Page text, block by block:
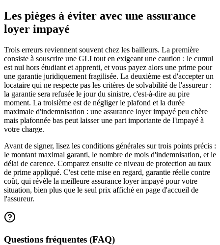
Les pièges à éviter avec une assurance
loyer impayé
Trois erreurs reviennent souvent chez les bailleurs. La première
consiste à souscrire une GLI tout en exigeant une caution : le cumul
est nul hors étudiant et apprenti, et vous payez alors une prime pour
une garantie juridiquement fragilisée. La deuxième est d'accepter un
locataire qui ne respecte pas les critères de solvabilité de l'assureur :
la garantie sera refusée le jour du sinistre, c'est-à-dire au pire
moment. La troisième est de négliger le plafond et la durée
maximale d'indemnisation : une assurance loyer impayé peu chère
mais plafonnée bas peut laisser une part importante de l'impayé à
votre charge.
Avant de signer, lisez les conditions générales sur trois points précis :
le montant maximal garanti, le nombre de mois d'indemnisation, et le
délai de carence. Comparez ensuite ce niveau de protection au taux
de prime appliqué. C'est cette mise en regard, garantie réelle contre
coût, qui révèle la meilleure assurance loyer impayé pour votre
situation, bien plus que le seul prix affiché en page d'accueil de
l'assureur.
Questions fréquentes (FAQ)